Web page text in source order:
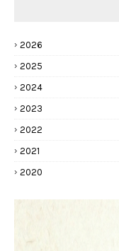
2026
2025
2024
2023
2022
2021
2020